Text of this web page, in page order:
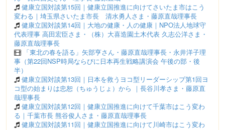
健康立国対談第15回｜健康立国推進に向けてさいたま市はこう
変わる｜埼玉県さいたま市長 清水勇人さま・藤原直哉理事長
健康立国対談第14回｜大地の健康・人の健康｜NPO法人地球守
代表理事 高田宏臣さま・（株）大喜造園土木代表 久志公洋さま・
藤原直哉理事長
「東北の春を語る」矢部亨さん・藤原直哉理事長・永井洋子理
事（第22回NSP時局ならびに日本再生戦略講演会 午後の部・後
半）
健康立国対談第13回｜日本を救うヨコ型リーダーシップ第1回ヨ
コ型の始まりは忠恕（ちゅうじょ）から ｜長谷川孝さま・藤原直
哉理事長
健康立国対談第12回｜健康立国推進に向けて千葉市はこう変わ
る｜千葉市長 熊谷俊人さま・藤原直哉理事長
健康立国対談第11回｜健康立国推進に向けて川崎市はこう変わ